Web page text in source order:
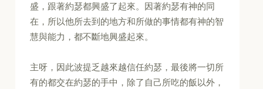
盛，跟著約瑟都興盛了起來。因著約瑟有神的同
在，所以他所去到的地方和所做的事情都有神的智
慧與能力，都不斷地興盛起來。
主呀，因此波提乏越來越信任約瑟，最後將一切所
有的都交在約瑟的手中，除了自己所吃的飯以外，